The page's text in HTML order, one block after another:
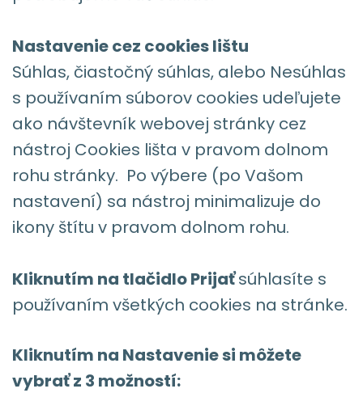
Nastavenie cez cookies lištu
Súhlas, čiastočný súhlas, alebo Nesúhlas
s používaním súborov cookies udeľujete
ako návštevník webovej stránky cez
nástroj Cookies lišta v pravom dolnom
rohu stránky. Po výbere (po Vašom
nastavení) sa nástroj minimalizuje do
ikony štítu v pravom dolnom rohu.
Kliknutím na tlačidlo Prijaťsúhlasíte s
používaním všetkých cookies na stránke.
Kliknutím na Nastavenie si môžete
vybrať z 3 možností: